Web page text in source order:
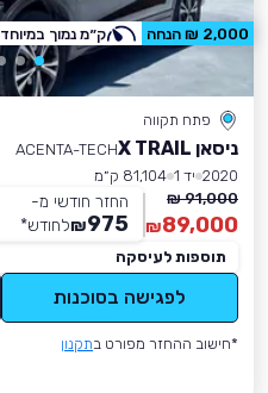
פתח תקווה
ניסאן X TRAIL
ACENTA-TECH
2020 יד 1
81,104 ק״מ
91,000 ₪
89,000
₪
החזר חודשי מ-
975
₪לחודש*
תוספות לעיסקה
לפגישה בסוכנות
*חישוב ההחזר מפורט בתקנון
2,000 ₪ הנחה ק״מ נמוך במיוחד